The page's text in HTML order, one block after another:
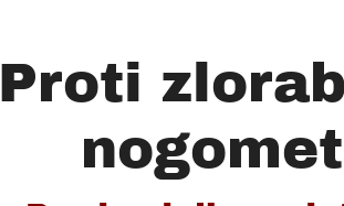
Proti